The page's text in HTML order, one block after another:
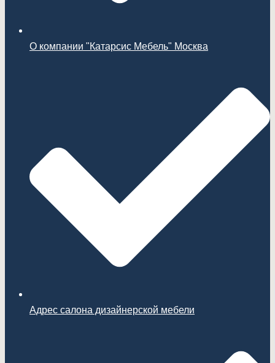
О компании "Катарсис Мебель" Москва
Адрес салона дизайнерской мебели